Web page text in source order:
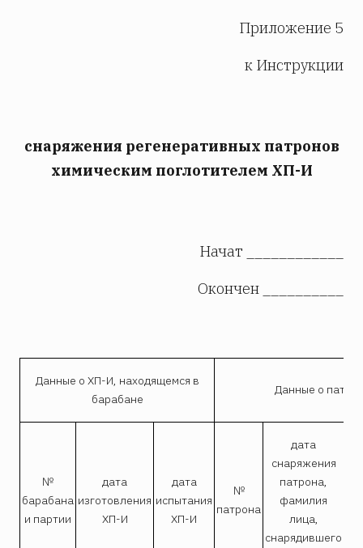
Приложение 5
к Инструкции
снаряжения регенеративных патронов
химическим поглотителем ХП-И
Начат ____________
Окончен __________
Данные о ХП-И, находящемся в
барабане
Данные о
№
барабана
и партии
дата
изготовления
ХП-И
дата
испытания
ХП-И
№
патрона
дата
снаряжения
патрона,
фамилия
лица,
снарядившего